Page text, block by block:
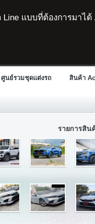
แบบที่ต้องการมาได้
ศูนย์รวมชุดแต่งรถ สินค้า
รายการสิน